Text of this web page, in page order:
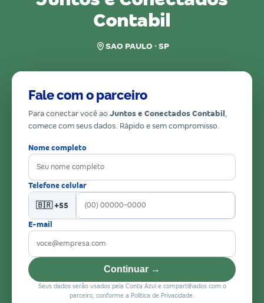
Contabil
SAO PAULO · SP
Fale com o parceiro
Para conectar você ao Juntos e Conectados Contabil ,
comece com seus dados. Rápido e sem compromisso.
Nome completo
Telefone celular
🇧🇷 +55
E-mail
Continuar →
Seus dados serão usados pela Conta Azul e compartilhados com o
parceiro, conforme a Política de Privacidade.